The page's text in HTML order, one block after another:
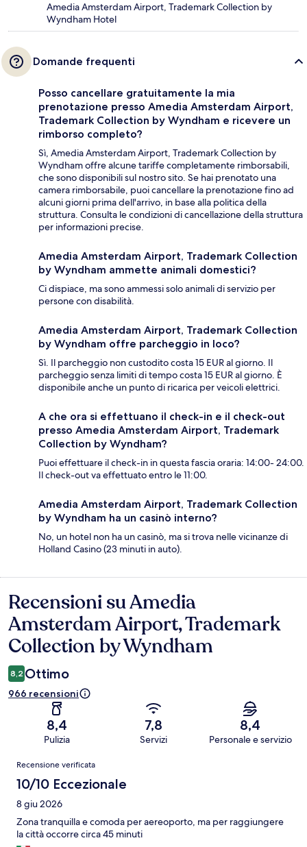
Amedia Amsterdam Airport, Trademark Collection by
Wyndham Hotel
Domande frequenti
Posso cancellare gratuitamente la mia
prenotazione presso Amedia Amsterdam Airport,
Trademark Collection by Wyndham e ricevere un
rimborso completo?
Sì, Amedia Amsterdam Airport, Trademark Collection by
Wyndham offre alcune tariffe completamente rimborsabili,
che sono disponibili sul nostro sito. Se hai prenotato una
camera rimborsabile, puoi cancellare la prenotazione fino ad
alcuni giorni prima dell'arrivo, in base alla politica della
struttura. Consulta le condizioni di cancellazione della struttura
per informazioni precise.
Amedia Amsterdam Airport, Trademark Collection
by Wyndham ammette animali domestici?
Ci dispiace, ma sono ammessi solo animali di servizio per
persone con disabilità.
Amedia Amsterdam Airport, Trademark Collection
by Wyndham offre parcheggio in loco?
Sì. Il parcheggio non custodito costa 15 EUR al giorno. Il
parcheggio senza limiti di tempo costa 15 EUR al giorno. È
disponibile anche un punto di ricarica per veicoli elettrici.
A che ora si effettuano il check-in e il check-out
presso Amedia Amsterdam Airport, Trademark
Collection by Wyndham?
Puoi effettuare il check-in in questa fascia oraria: 14:00- 24:00.
Il check-out va effettuato entro le 11:00.
Amedia Amsterdam Airport, Trademark Collection
by Wyndham ha un casinò interno?
No, un hotel non ha un casinò, ma si trova nelle vicinanze di
Holland Casino (23 minuti in auto).
Recensioni
Recensioni su Amedia
Amsterdam Airport, Trademark
Collection by Wyndham
8,2 Ottimo
966 recensioni
8,4
Pulizia
7,8
Servizi
8,4
Personale e servizio
Recensioni
Recensione verificata
10/10 Eccezionale
8 giu 2026
Zona tranquilla e comoda per aereoporto, ma per raggiungere
la città occorre circa 45 minuti